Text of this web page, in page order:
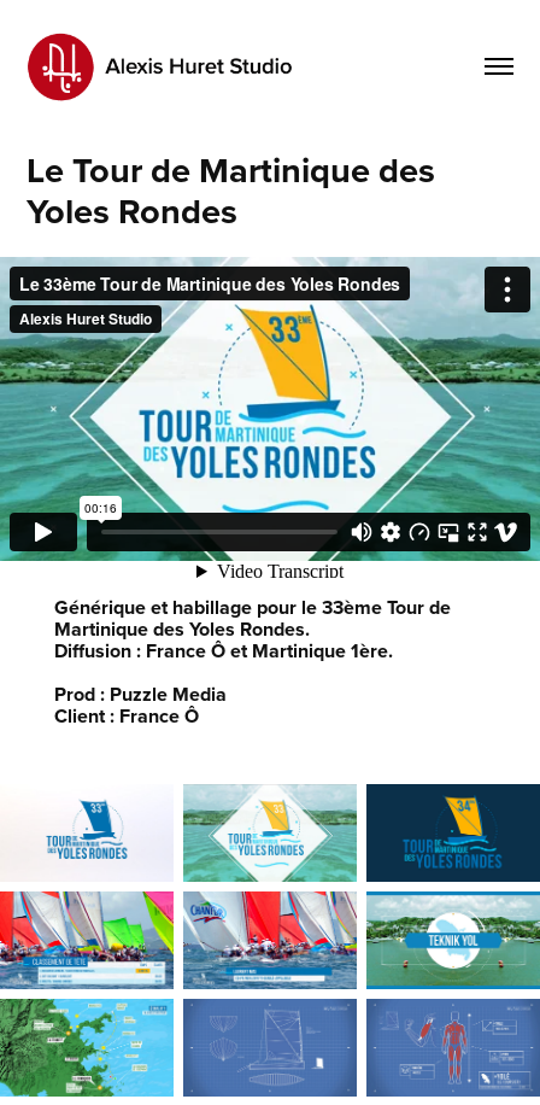
Le Tour de Martinique des
Yoles Rondes
Générique et habillage pour le 33ème Tour de
Martinique des Yoles Rondes.
Diffusion : France Ô et Martinique 1ère.
Prod : Puzzle Media
Client : France Ô